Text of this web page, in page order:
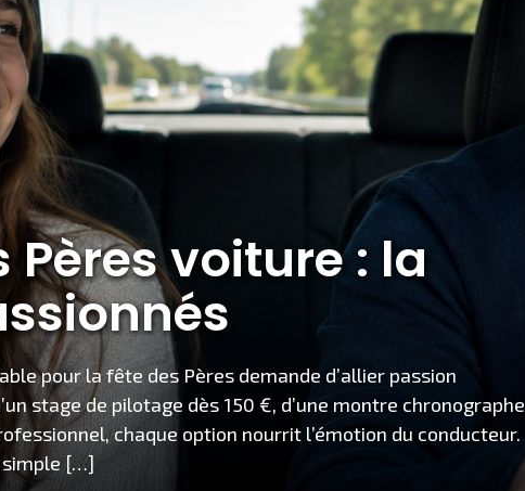
voiture : la
pour la fête des Pères demande d’allier passion
stage de pilotage dès 150 €, d’une montre chronographe
chaque option nourrit l’émotion du conducteur.
simple […]